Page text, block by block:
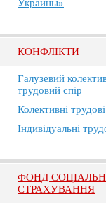
Украины»
КОНФЛІКТИ
Галузевий
трудовий спір
Колективні
Індивідуальні
ФОНД
СТРАХУВАННЯ